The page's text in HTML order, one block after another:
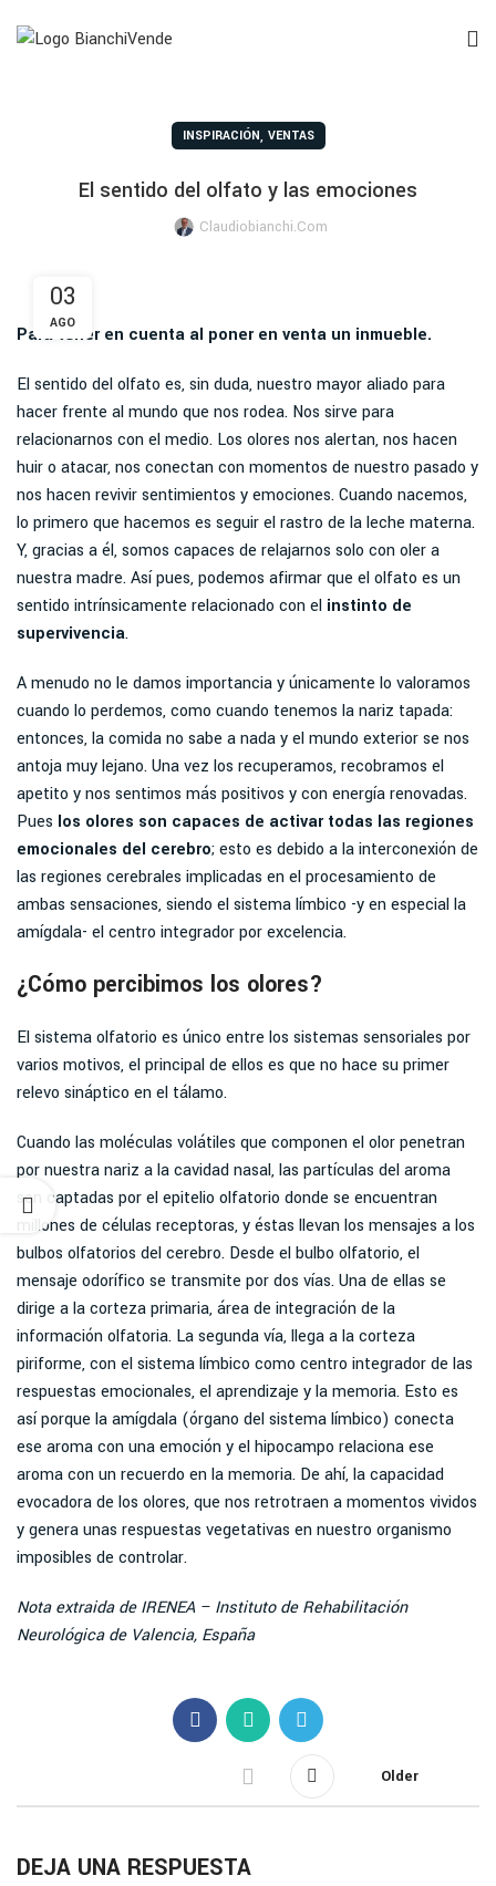
INSPIRACIÓN, VENTAS
El sentido del olfato y las emociones
Claudiobianchi.com
03
AGO
Para tener en cuenta al poner en venta un inmueble.
El sentido del olfato es, sin duda, nuestro mayor aliado para
hacer frente al mundo que nos rodea. Nos sirve para
relacionarnos con el medio. Los olores nos alertan, nos hacen
huir o atacar, nos conectan con momentos de nuestro pasado y
nos hacen revivir sentimientos y emociones. Cuando nacemos,
lo primero que hacemos es seguir el rastro de la leche materna.
Y, gracias a él, somos capaces de relajarnos solo con oler a
nuestra madre. Así pues, podemos afirmar que el olfato es un
sentido intrínsicamente relacionado con el instinto de
supervivencia.
A menudo no le damos importancia y únicamente lo valoramos
cuando lo perdemos, como cuando tenemos la nariz tapada:
entonces, la comida no sabe a nada y el mundo exterior se nos
antoja muy lejano. Una vez los recuperamos, recobramos el
apetito y nos sentimos más positivos y con energía renovadas.
Pues los olores son capaces de activar todas las regiones
emocionales del cerebro; esto es debido a la interconexión de
las regiones cerebrales implicadas en el procesamiento de
ambas sensaciones, siendo el sistema límbico -y en especial la
amígdala- el centro integrador por excelencia.
¿Cómo percibimos los olores?
El sistema olfatorio es único entre los sistemas sensoriales por
varios motivos, el principal de ellos es que no hace su primer
relevo sináptico en el tálamo.
Cuando las moléculas volátiles que componen el olor penetran
por nuestra nariz a la cavidad nasal, las partículas del aroma
son captadas por el epitelio olfatorio donde se encuentran
millones de células receptoras, y éstas llevan los mensajes a los
bulbos olfatorios del cerebro. Desde el bulbo olfatorio, el
mensaje odorífico se transmite por dos vías. Una de ellas se
dirige a la corteza primaria, área de integración de la
información olfatoria. La segunda vía, llega a la corteza
piriforme, con el sistema límbico como centro integrador de las
respuestas emocionales, el aprendizaje y la memoria. Esto es
así porque la amígdala (órgano del sistema límbico) conecta
ese aroma con una emoción y el hipocampo relaciona ese
aroma con un recuerdo en la memoria. De ahí, la capacidad
evocadora de los olores, que nos retrotraen a momentos vividos
y genera unas respuestas vegetativas en nuestro organismo
imposibles de controlar.
Nota extraida de IRENEA – Instituto de Rehabilitación
Neurológica de Valencia, España
Older
DEJA UNA RESPUESTA